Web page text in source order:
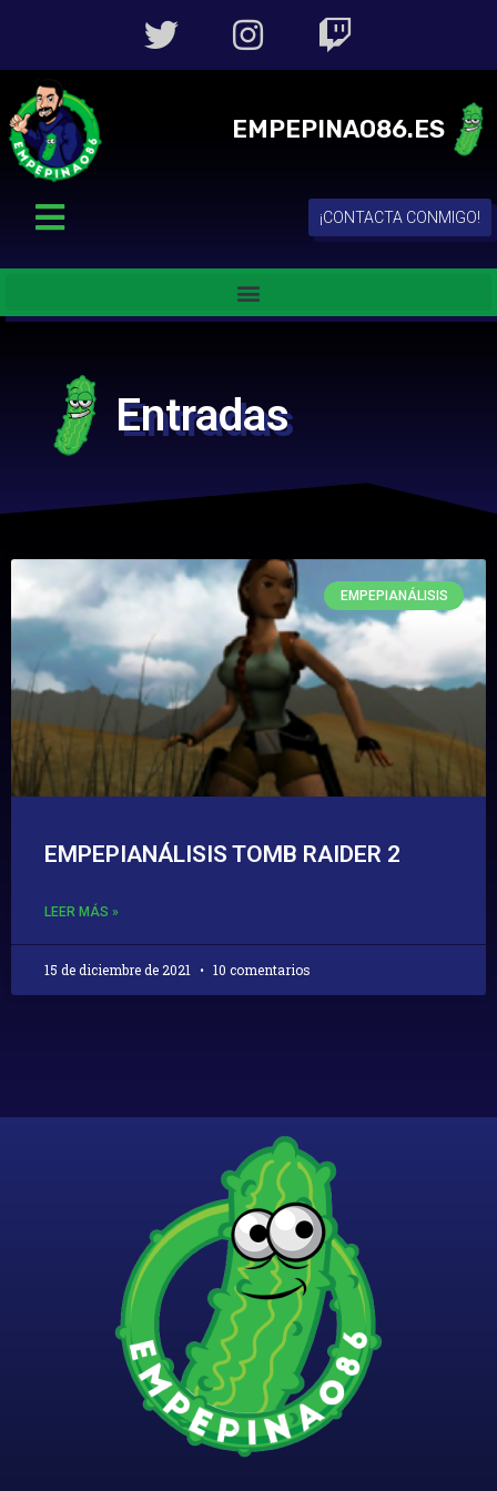
EMPEPINAO86.ES
¡CONTACTA CONMIGO!
Entradas
EMPEPIANÁLISIS
EMPEPIANÁLISIS TOMB RAIDER 2
LEER MÁS »
15 de diciembre de 2021 10 comentarios